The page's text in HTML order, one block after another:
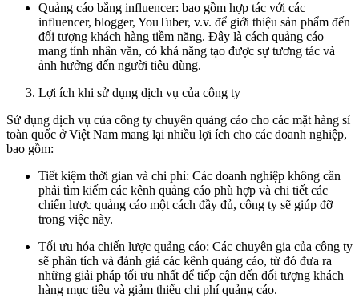
Quảng cáo bằng influencer: bao gồm hợp tác với các
influencer, blogger, YouTuber, v.v. để giới thiệu sản phẩm đến
đối tượng khách hàng tiềm năng. Đây là cách quảng cáo
mang tính nhân văn, có khả năng tạo được sự tương tác và
ảnh hưởng đến người tiêu dùng.
Lợi ích khi sử dụng dịch vụ của công ty
Sử dụng dịch vụ của công ty chuyên quảng cáo cho các mặt hàng sỉ
toàn quốc ở Việt Nam mang lại nhiều lợi ích cho các doanh nghiệp,
bao gồm:
Tiết kiệm thời gian và chi phí: Các doanh nghiệp không cần
phải tìm kiếm các kênh quảng cáo phù hợp và chi tiết các
chiến lược quảng cáo một cách đầy đủ, công ty sẽ giúp đỡ
trong việc này.
Tối ưu hóa chiến lược quảng cáo: Các chuyên gia của công ty
sẽ phân tích và đánh giá các kênh quảng cáo, từ đó đưa ra
những giải pháp tối ưu nhất để tiếp cận đến đối tượng khách
hàng mục tiêu và giảm thiểu chi phí quảng cáo.